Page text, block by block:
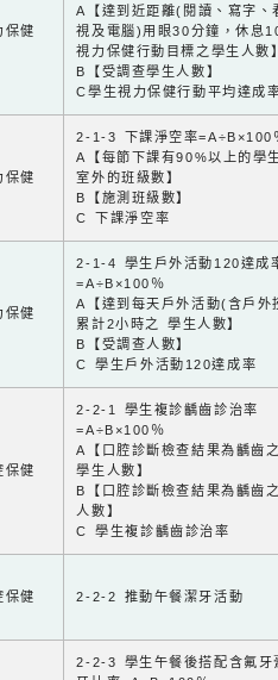
健
A【達到近距離(閱讀、寫字、
視及電腦)用眼30分鐘，休息
視力保健行動目標之學生人數
B【受調查學生人數】
C學生視力保健行動平均達成
健
2-1-3 下課淨空率=A÷B×100
A【每節下課有90%以上的學
室外的班級數】
B【施測班級數】
C 下課淨空率
健
2-1-4 學生戶外活動120達成
=A÷B×100％
A【達到每天戶外活動(含戶外
累計2小時之 學生人數】
B【受調查人數】
C 學生戶外活動120達成率
健
2-2-1 學生複診齲齒診治率
=A÷B×100％
A【口腔診斷檢查結果為齲齒
學生人數】
B【口腔診斷檢查結果為齲齒
人數】
C 學生複診齲齒診治率
健 2-2-2 推動午餐潔牙活動
2-2-3 學生午餐後搭配含氟牙